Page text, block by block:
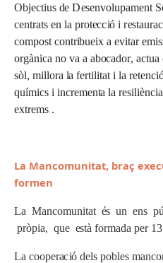
ObjectiusdeDesenvolupament S
centrats en la protecció irestaurac
compost contribueix aevitaremi
orgànica no va a abocador,actua
sòl, millora lafertilitat i la retenci
químics i incrementala resiliència
extrems .
La Mancomunitat, braç exec
formen
La Mancomunitat ésunenspú
pròpia, que estàformada per 13
Lacooperaciódelspobles manco